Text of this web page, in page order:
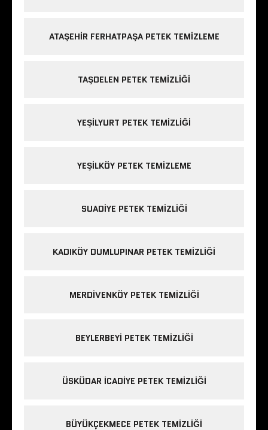
ATAŞEHIR FERHATPAŞA PETEK TEMIZLEME
TAŞDELEN PETEK TEMIZLIĞI
YEŞILYURT PETEK TEMIZLIĞI
YEŞILKÖY PETEK TEMIZLEME
SUADIYE PETEK TEMIZLIĞI
KADIKÖY DUMLUPINAR PETEK TEMIZLIĞI
MERDIVENKÖY PETEK TEMIZLIĞI
BEYLERBEYI PETEK TEMIZLIĞI
ÜSKÜDAR ICADIYE PETEK TEMIZLIĞI
BÜYÜKÇEKMECE PETEK TEMIZLIĞI